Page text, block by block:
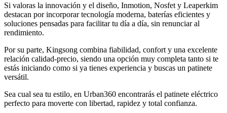
Si valoras la innovación y el diseño, Inmotion, Nosfet y Leaperkim
destacan por incorporar tecnología moderna, baterías eficientes y
soluciones pensadas para facilitar tu día a día, sin renunciar al
rendimiento.
Por su parte, Kingsong combina fiabilidad, confort y una excelente
relación calidad-precio, siendo una opción muy completa tanto si te
estás iniciando como si ya tienes experiencia y buscas un patinete
versátil.
Sea cual sea tu estilo, en Urban360 encontrarás el patinete eléctrico
perfecto para moverte con libertad, rapidez y total confianza.